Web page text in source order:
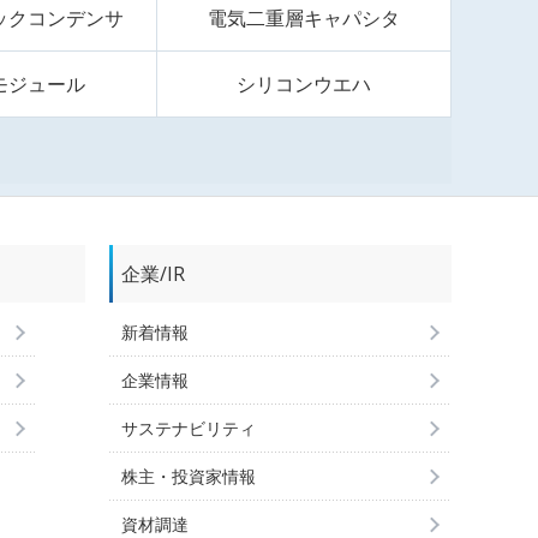
クコンデンサ 電気二重層キャパシタ
ジュール シリコンウエハ
企業/IR
新着情報
企業情報
サステナビリティ
株主・投資家情報
資材調達